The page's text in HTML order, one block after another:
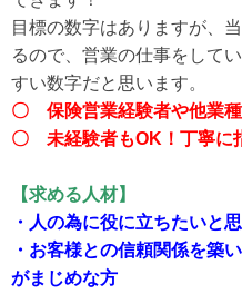
目標の数字はありますが、
るので、営業の仕事をして
すい数字だと思います。
〇 保険営業経験者や他業種
〇 未経験者もOK！丁寧に
【求める人材】
・人の為に役に立ちたいと
・お客様との信頼関係を築
がまじめな方